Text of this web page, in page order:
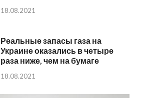
18.08.2021
Реальные запасы газа на
Украине оказались в четыре
раза ниже, чем на бумаге
18.08.2021